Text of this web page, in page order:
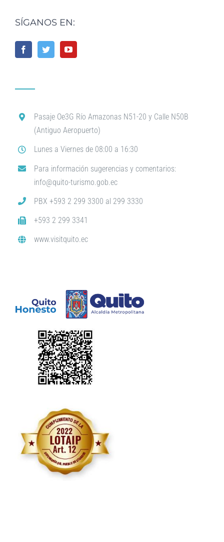
SÍGANOS EN:
Pasaje Oe3G Río Amazonas N51-20 y Calle N50B
(Antiguo Aeropuerto)
Lunes a Viernes de 08:00 a 16:30
Para información sugerencias y comentarios:
info@quito-turismo.gob.ec
PBX +593 2 299 3300 al 299 3330
+593 2 299 3341
www.visitquito.ec